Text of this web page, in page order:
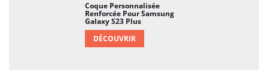
Coque Personnalisée
Renforcée Pour Samsung
Galaxy S23 Plus
DÉCOUVRIR